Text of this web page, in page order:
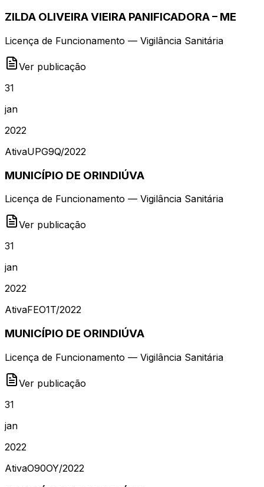
ZILDA OLIVEIRA VIEIRA PANIFICADORA – ME
Licença de Funcionamento — Vigilância Sanitária
Ver publicação
31
jan
2022
AtivaUPG9Q/2022
MUNICÍPIO DE ORINDIÚVA
Licença de Funcionamento — Vigilância Sanitária
Ver publicação
31
jan
2022
AtivaFEO1T/2022
MUNICÍPIO DE ORINDIÚVA
Licença de Funcionamento — Vigilância Sanitária
Ver publicação
31
jan
2022
AtivaO90OY/2022